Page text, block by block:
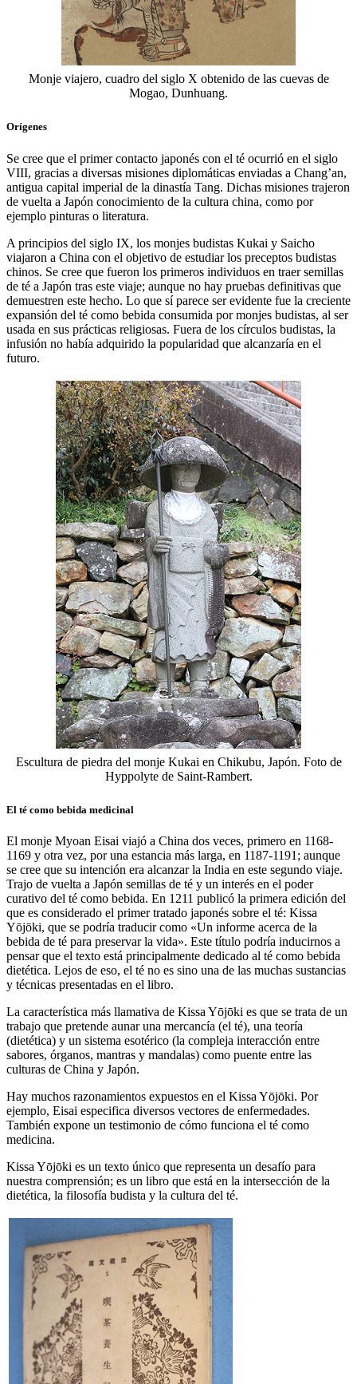
Monje viajero, cuadro del siglo X obtenido de las cuevas de
Mogao, Dunhuang.
Orígenes
Se cree que el primer contacto japonés con el té ocurrió en el siglo
VIII, gracias a diversas misiones diplomáticas enviadas a Chang’an,
antigua capital imperial de la dinastía Tang. Dichas misiones trajeron
de vuelta a Japón conocimiento de la cultura china, como por
ejemplo pinturas o literatura.
A principios del siglo IX, los monjes budistas Kukai y Saicho
viajaron a China con el objetivo de estudiar los preceptos budistas
chinos. Se cree que fueron los primeros individuos en traer semillas
de té a Japón tras este viaje; aunque no hay pruebas definitivas que
demuestren este hecho. Lo que sí parece ser evidente fue la creciente
expansión del té como bebida consumida por monjes budistas, al ser
usada en sus prácticas religiosas. Fuera de los círculos budistas, la
infusión no había adquirido la popularidad que alcanzaría en el
futuro.
Escultura de piedra del monje Kukai en Chikubu, Japón. Foto de
Hyppolyte de Saint-Rambert.
El té como bebida medicinal
El monje Myoan Eisai viajó a China dos veces, primero en 1168-
1169 y otra vez, por una estancia más larga, en 1187-1191; aunque
se cree que su intención era alcanzar la India en este segundo viaje.
Trajo de vuelta a Japón semillas de té y un interés en el poder
curativo del té como bebida. En 1211 publicó la primera edición del
que es considerado el primer tratado japonés sobre el té: Kissa
Yōjōki, que se podría traducir como «Un informe acerca de la
bebida de té para preservar la vida». Este título podría inducirnos a
pensar que el texto está principalmente dedicado al té como bebida
dietética. Lejos de eso, el té no es sino una de las muchas sustancias
y técnicas presentadas en el libro.
La característica más llamativa de Kissa Yōjōki es que se trata de un
trabajo que pretende aunar una mercancía (el té), una teoría
(dietética) y un sistema esotérico (la compleja interacción entre
sabores, órganos, mantras y mandalas) como puente entre las
culturas de China y Japón.
Hay muchos razonamientos expuestos en el Kissa Yōjōki. Por
ejemplo, Eisai especifica diversos vectores de enfermedades.
También expone un testimonio de cómo funciona el té como
medicina.
Kissa Yōjōki es un texto único que representa un desafío para
nuestra comprensión; es un libro que está en la intersección de la
dietética, la filosofía budista y la cultura del té.